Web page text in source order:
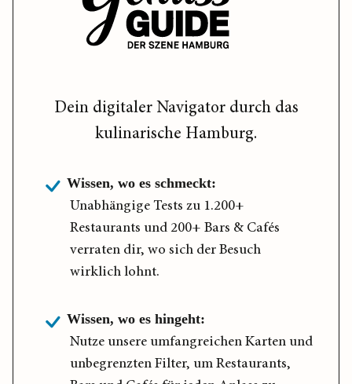
Dein digitaler Navigator durch das
kulinarische Hamburg.
Wissen, wo es schmeckt:
Unabhängige Tests zu 1.200+
Restaurants und 200+ Bars & Cafés
verraten dir, wo sich der Besuch
wirklich lohnt.
Wissen, wo es hingeht:
Nutze unsere umfangreichen Karten und
unbegrenzten Filter, um Restaurants,